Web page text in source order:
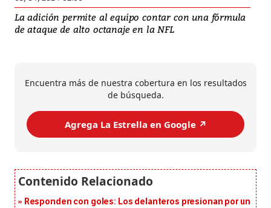
La adición permite al equipo contar con una fórmula
de ataque de alto octanaje en la NFL
Encuentra más de nuestra cobertura en los resultados
de búsqueda.
Agrega La Estrella en Google ↗️
Responden con goles: Los delanteros presionan por un